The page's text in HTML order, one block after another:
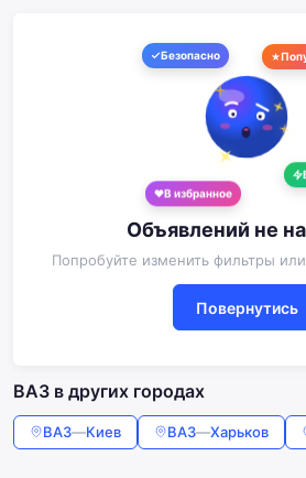
Безопасно
В избранное
Объявлений не
Попробуйте изменить фильтры
Повернутись
ВАЗ в других городах
ВАЗ—Киев ВАЗ—Харьков